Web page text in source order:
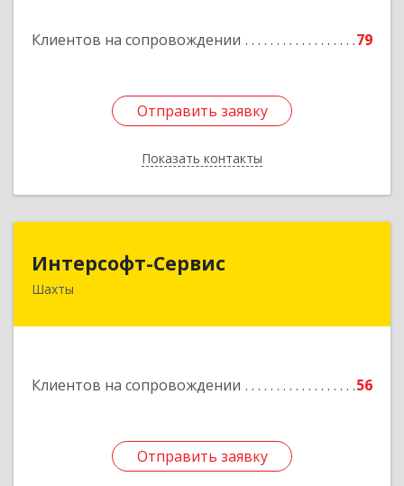
Клиентов на сопровождении 79
Отправить заявку
Показать контакты
Отправить заявку
Назад
Интерсофт-Сервис
Шахты
Клиентов на сопровождении 56
Отправить заявку
346480, Ростовская обл, Шахты г, Советская ул,
Отправить заявку